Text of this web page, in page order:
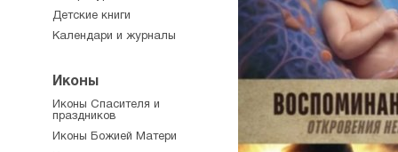
Детские книги
Календари и журналы
Иконы
Иконы Спасителя и
праздников
Иконы Божией Матери